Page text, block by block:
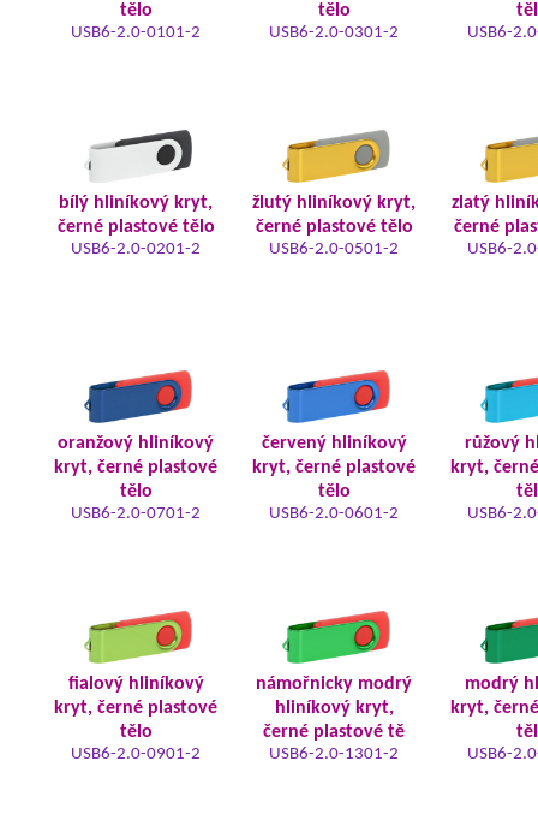
tělo
USB6-2.0-0101-2
tělo
USB6-2.0-0301-2 USB6-
bílý hliníkový kryt,
černé plastové tělo
USB6-2.0-0201-2
žlutý hliníkový kryt,
černé plastové tělo
USB6-2.0-0501-2
zlatý
černé
USB6-
oranžový hliníkový
kryt, černé plastové
tělo
USB6-2.0-0701-2
červený hliníkový
kryt, černé plastové
tělo
USB6-2.0-0601-2
růžový
kryt,
USB6-
fialový hliníkový
kryt, černé plastové
tělo
USB6-2.0-0901-2
námořnicky modrý
hliníkový kryt,
černé plastové tě
USB6-2.0-1301-2
modrý
kryt,
USB6-